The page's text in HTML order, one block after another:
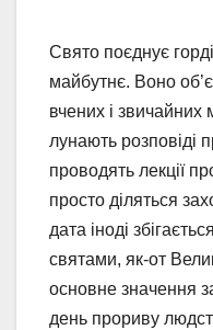
Свято поєднує
майбутнє. Воно
вчених і звичайних
лунають розповіді
проводять лекції
просто діляться
дата іноді
святами, як-от
основне значення
день прориву